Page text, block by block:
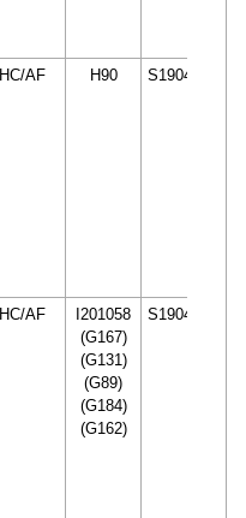
HC/AF H90 S190498
HC/AF
I201058
(G167)
(G131)
(G89)
(G184)
(G162)
S190498